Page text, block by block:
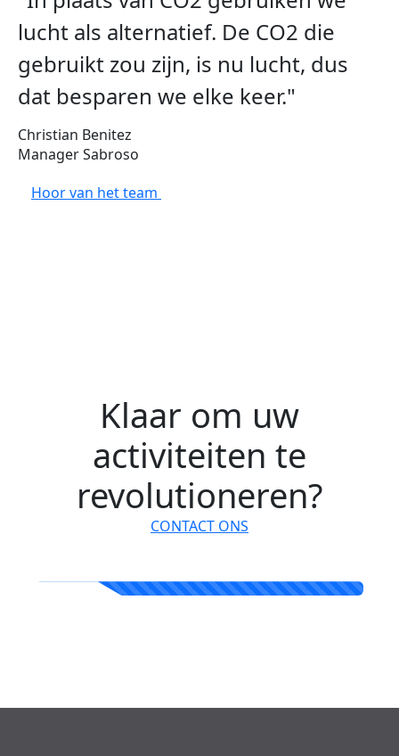
lucht als alternatief. De CO2 die
gebruikt zou zijn, is nu lucht, dus
dat besparen we elke keer."
Christian Benitez
Manager Sabroso
Hoor van het team
Klaar om uw
activiteiten te
revolutioneren?
CONTACT ONS